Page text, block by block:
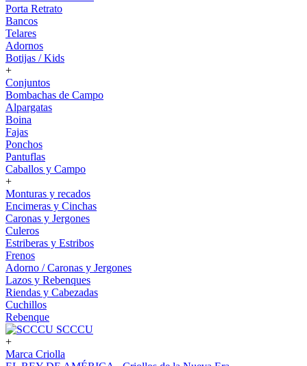
Porta Retrato
Bancos
Telares
Adornos
Botijas / Kids
+
Conjuntos
Bombachas de Campo
Alpargatas
Boina
Fajas
Ponchos
Pantuflas
Caballos y Campo
+
Monturas y recados
Encimeras y Cinchas
Caronas y Jergones
Culeros
Estriberas y Estribos
Frenos
Adorno / Caronas y Jergones
Lazos y Rebenques
Riendas y Cabezadas
Cuchillos
Rebenque
SCCCU
+
Marca Criolla